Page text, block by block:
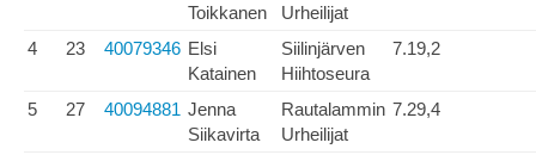
Toikkanen
Urheilijat
4 23 40079346 Elsi
Katainen
Siilinjärven
Hiihtoseura
7.19,2
5 27 40094881 Jenna
Siikavirta
Rautalammin
Urheilijat
7.29,4